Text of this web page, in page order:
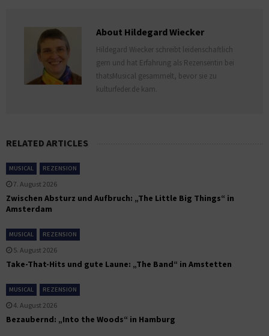
About Hildegard Wiecker
Hildegard Wiecker schreibt leidenschaftlich
gern und hat Erfahrung als Rezensentin bei
thatsMusical gesammelt, bevor sie zu
kulturfeder.de kam.
RELATED ARTICLES
MUSICAL REZENSION
7. August 2026
Zwischen Absturz und Aufbruch: „The Little Big Things“ in
Amsterdam
MUSICAL REZENSION
5. August 2026
Take-That-Hits und gute Laune: „The Band“ in Amstetten
MUSICAL REZENSION
4. August 2026
Bezaubernd: „Into the Woods“ in Hamburg